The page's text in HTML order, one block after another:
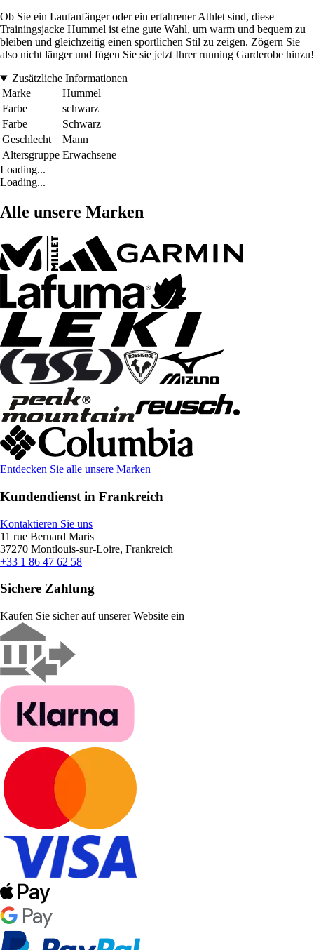
Ob Sie ein Laufanfänger oder ein erfahrener Athlet sind, diese
Trainingsjacke Hummel ist eine gute Wahl, um warm und bequem zu
bleiben und gleichzeitig einen sportlichen Stil zu zeigen. Zögern Sie
also nicht länger und fügen Sie sie jetzt Ihrer running Garderobe hinzu!
Zusätzliche Informationen
Marke
Hummel
Farbe
schwarz
Farbe
Schwarz
Geschlecht
Mann
Altersgruppe Erwachsene
Loading...
Loading...
Alle unsere Marken
Entdecken Sie alle unsere Marken
Kundendienst in Frankreich
Kontaktieren Sie uns
11 rue Bernard Maris
37270 Montlouis-sur-Loire, Frankreich
+33 1 86 47 62 58
Sichere Zahlung
Kaufen Sie sicher auf unserer Website ein